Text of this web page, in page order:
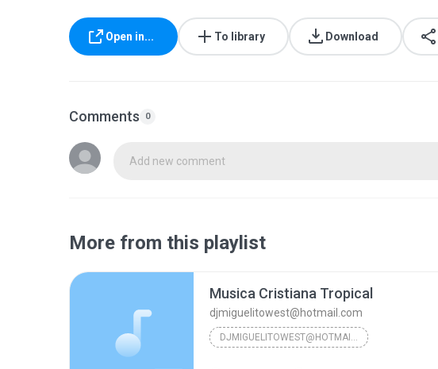
Open in... To library Download
Comments 0
Add new comment
More from this playlist
Musica Cristiana Tropical
djmiguelitowest@hotmail.com
DJMIGUELITOWEST@HOTMAIL.COM